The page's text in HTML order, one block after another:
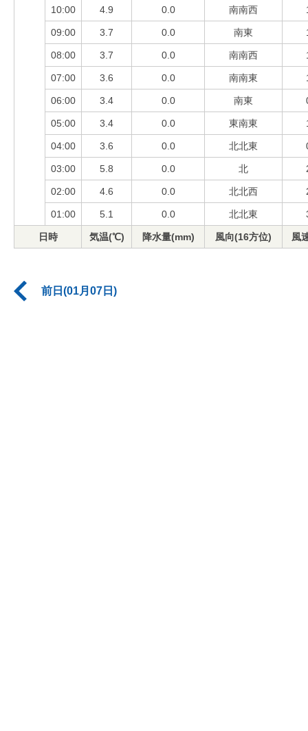
10:00 4.9 0.0 南南西
09:00 3.7 0.0 南東
08:00 3.7 0.0 南南西
07:00 3.6 0.0 南南東
06:00 3.4 0.0 南東
05:00 3.4 0.0 東南東
04:00 3.6 0.0 北北東
03:00 5.8 0.0 北
02:00 4.6 0.0 北北西
01:00 5.1 0.0 北北東
日時 気温(℃) 降水量(mm) 風向(16方位) 風
前日(01月07日)